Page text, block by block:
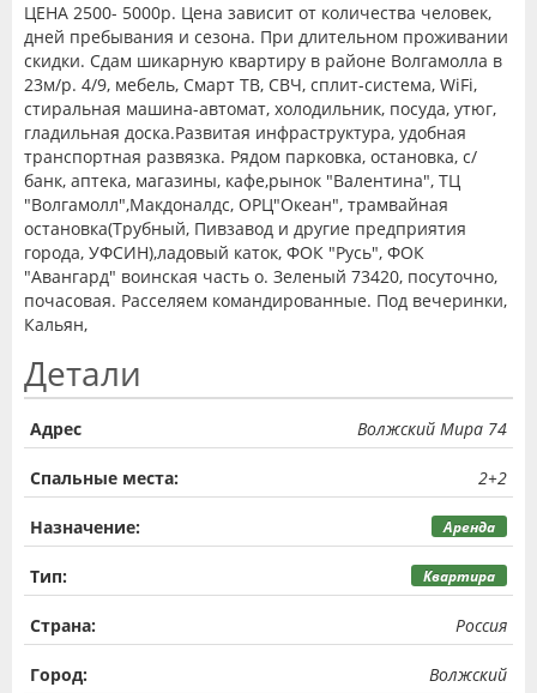
ЦЕНА 2500- 5000р. Цена зависит от количества человек,
дней пребывания и сезона. При длительном проживании
скидки. Сдам шикарную квартиру в районе Волгамолла в
23м/р. 4/9, мебель, Смарт ТВ, СВЧ, сплит-система, WiFi,
стиральная машина-автомат, холодильник, посуда, утюг,
гладильная доска.Развитая инфраструктура, удобная
транспортная развязка. Рядом парковка, остановка, с/
банк, аптека, магазины, кафе,рынок "Валентина", ТЦ
"Волгамолл",Макдоналдс, ОРЦ"Океан", трамвайная
остановка(Трубный, Пивзавод и другие предприятия
города, УФСИН),ладовый каток, ФОК "Русь", ФОК
"Авангард" воинская часть о. Зеленый 73420, посуточно,
почасовая. Расселяем командированные. Под вечеринки,
Кальян,
Детали
Адрес Волжский Мира 74
Спальные места: 2+2
Назначение: Аренда
Тип: Квартира
Страна: Россия
Город: Волжский